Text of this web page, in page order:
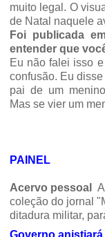
muito legal. O
de Natal naquele
Foi publicada
entender que
Eu não falei isso
confusão. Eu
pai de um
Mas se vier um
PAINEL
Acervo pessoal
coleção do jornal
ditadura militar,
Governo